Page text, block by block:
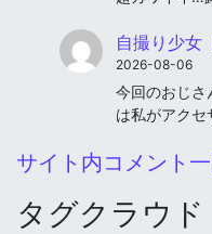
自撮り少女
2026-08-06
今回のおじさ
は私がアク
サイト内コメント
タグクラウド